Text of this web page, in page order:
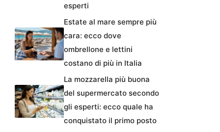
esperti
Estate al mare sempre più
cara: ecco dove
ombrellone e lettini
costano di più in Italia
La mozzarella più buona
del supermercato secondo
gli esperti: ecco quale ha
conquistato il primo posto